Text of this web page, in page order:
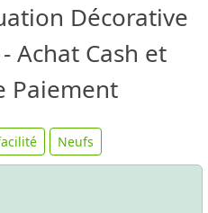
Décorative
Achat Cash et
Paiement
Neufs